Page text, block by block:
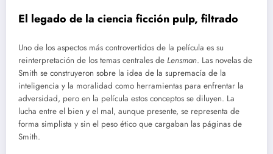
El legado de la ciencia ficción pulp, filtrado
Uno de los aspectos más controvertidos de la película es su
reinterpretación de los temas centrales de Lensman. Las novelas de
Smith se construyeron sobre la idea de la supremacía de la
inteligencia y la moralidad como herramientas para enfrentar la
adversidad, pero en la película estos conceptos se diluyen. La
lucha entre el bien y el mal, aunque presente, se representa de
forma simplista y sin el peso ético que cargaban las páginas de
Smith.